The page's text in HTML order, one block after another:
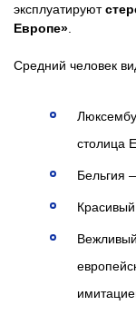
эксплуатируют
Европе»
Средний человек
столица
Бельгия
Красивый